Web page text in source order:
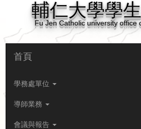
輔仁大學學
Fu Jen Catholic university office
首頁
學務處單位
導師業務
會議與報告